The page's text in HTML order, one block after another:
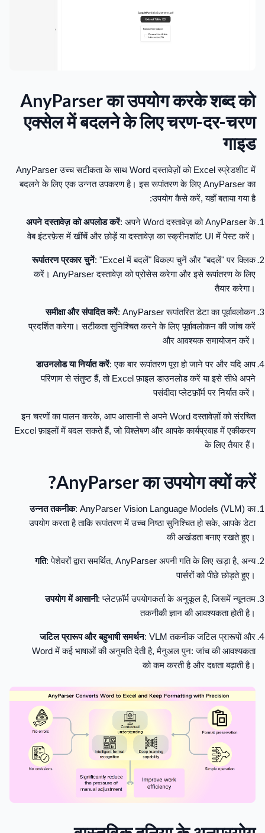
AnyParser का उपयोग करके शब्द को
एक्सेल में बदलने के लिए चरण-दर-चरण
गाइड
AnyParser उच्च सटीकता के साथ Word दस्तावेज़ों को Excel स्प्रेडशीट में
बदलने के लिए एक उन्नत उपकरण है। इस रूपांतरण के लिए AnyParser का
उपयोग कैसे करें, यहाँ बताया गया है:
अपने दस्तावेज़ को अपलोड करें: अपने Word दस्तावेज़ को AnyParser के
वेब इंटरफ़ेस में खींचें और छोड़ें या दस्तावेज़ का स्क्रीनशॉट UI में पेस्ट करें।
रूपांतरण प्रकार चुनें: "Excel में बदलें" विकल्प चुनें और "बदलें" पर क्लिक
करें। AnyParser दस्तावेज़ को प्रोसेस करेगा और इसे रूपांतरण के लिए
तैयार करेगा।
समीक्षा और संपादित करें: AnyParser रूपांतरित डेटा का पूर्वावलोकन
प्रदर्शित करेगा। सटीकता सुनिश्चित करने के लिए पूर्वावलोकन की जांच करें
और आवश्यक समायोजन करें।
डाउनलोड या निर्यात करें: एक बार रूपांतरण पूरा हो जाने पर और यदि आप
परिणाम से संतुष्ट हैं, तो Excel फ़ाइल डाउनलोड करें या इसे सीधे अपने
पसंदीदा प्लेटफ़ॉर्म पर निर्यात करें।
इन चरणों का पालन करके, आप आसानी से अपने Word दस्तावेज़ों को संरचित
Excel फ़ाइलों में बदल सकते हैं, जो विश्लेषण और आपके कार्यप्रवाह में एकीकरण
के लिए तैयार हैं।
AnyParser का उपयोग क्यों करें?
उन्नत तकनीक: AnyParser Vision Language Models (VLM) का
उपयोग करता है ताकि रूपांतरण में उच्च निष्ठा सुनिश्चित हो सके, आपके डेटा
की अखंडता बनाए रखते हुए।
गति: पेशेवरों द्वारा समर्थित, AnyParser अपनी गति के लिए खड़ा है, अन्य
पार्सरों को पीछे छोड़ते हुए।
उपयोग में आसानी: प्लेटफ़ॉर्म उपयोगकर्ता के अनुकूल है, जिसमें न्यूनतम
तकनीकी ज्ञान की आवश्यकता होती है।
जटिल प्रारूप और बहुभाषी समर्थन: VLM तकनीक जटिल प्रारूपों और
Word में कई भाषाओं की अनुमति देती है, मैनुअल पुन: जांच की आवश्यकता
को कम करती है और दक्षता बढ़ाती है।